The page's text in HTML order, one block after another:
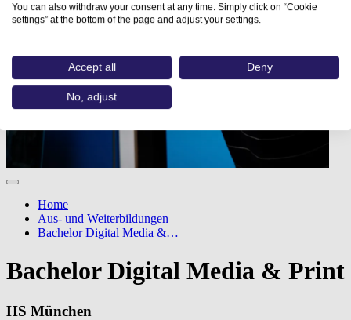
Home
Aus- und Weiterbildungen
Bachelor Digital Media &…
Bachelor Digital Media & Print
HS München
You can also withdraw your consent at any time. Simply click on “Cookie
settings” at the bottom of the page and adjust your settings.
Accept all Deny
No, adjust